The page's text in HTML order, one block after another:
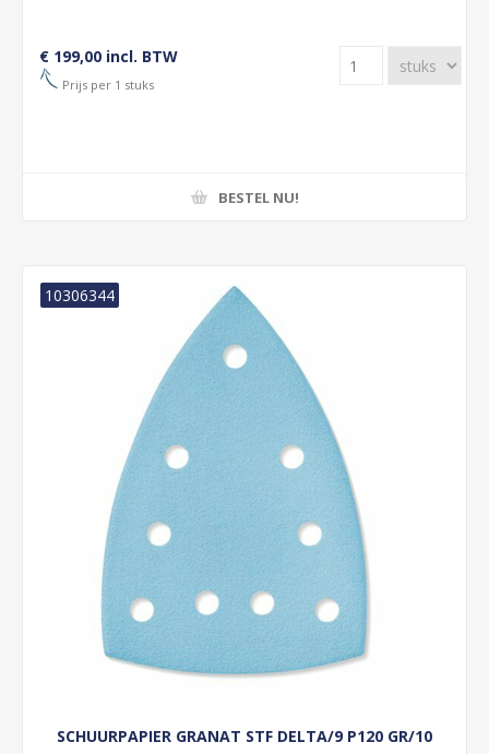
€ 199,00 incl. BTW
Prijs per 1 stuks
BESTEL NU!
SCHUURPAPIER GRANAT STF DELTA/9 P120 GR/10
10306344